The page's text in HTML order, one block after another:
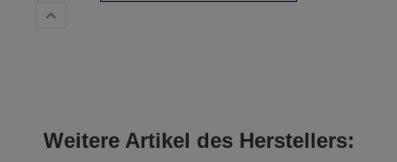
Weitere Artikel des Herstellers: